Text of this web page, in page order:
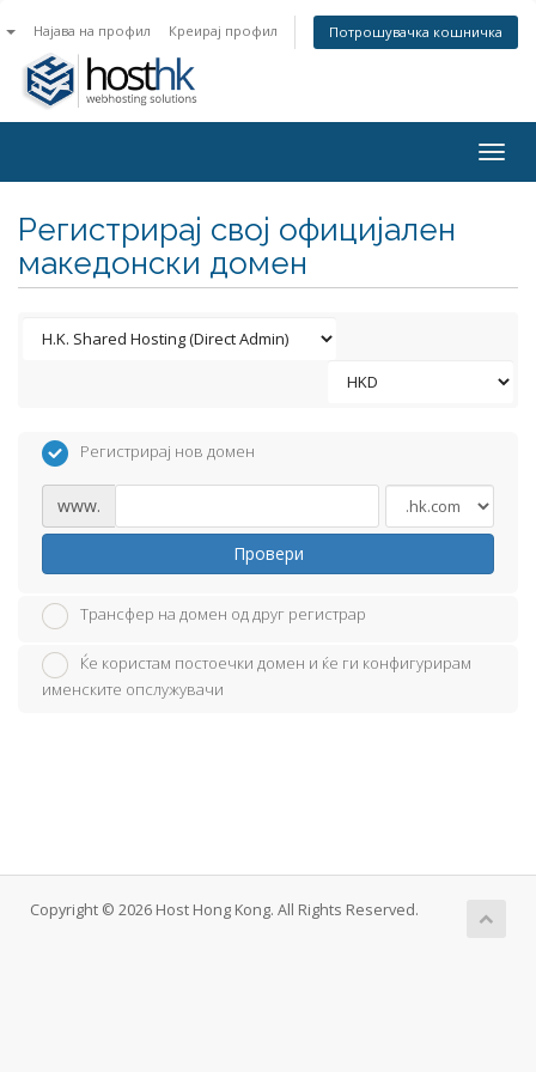
Најава на профил Креирај профил Потрошувачка кошничка
Регистрирај свој официјален
македонски домен
Регистрирај нов домен
www.
Провери
Трансфер на домен од друг регистрар
Ќе користам постоечки домен и ќе ги конфигурирам
именските опслужувачи
Copyright © 2026 Host Hong Kong. All Rights Reserved.